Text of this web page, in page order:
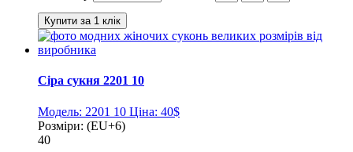
Сіра сукня 2201 10
Модель: 2201 10 Ціна: 40$
Розміри: (EU+6)
40